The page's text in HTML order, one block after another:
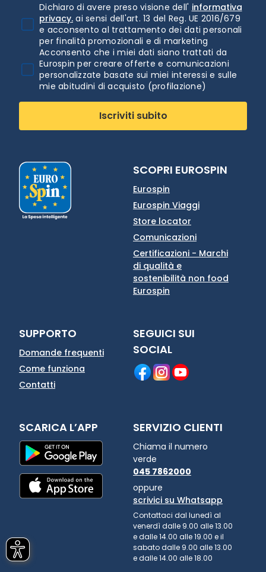
Dichiaro di avere preso visione dell' informativa
privacy. ai sensi dell'art. 13 del Reg. UE 2016/679
e acconsento al trattamento dei dati personali
per finalità promozionali e di marketing
Acconsento che i miei dati siano trattati da
Eurospin per creare offerte e comunicazioni
personalizzate basate sui miei interessi e sulle
mie abitudini di acquisto (profilazione)
Iscriviti subito
SCOPRI EUROSPIN
Eurospin
Eurospin Viaggi
Store locator
Comunicazioni
Certificazioni - Marchi
di qualità e
sostenibilità non food
Eurospin
SUPPORTO
Domande frequenti
Come funziona
Contatti
SEGUICI SUI
SOCIAL
SCARICA L’APP SERVIZIO CLIENTI
Chiama il numero
verde
045 7862000
oppure
scrivici su Whatsapp
Contattaci dal lunedì al
venerdì dalle 9.00 alle 13.00
e dalle 14.00 alle 19.00 e il
sabato dalle 9.00 alle 13.00
e dalle 14.00 alle 18.00